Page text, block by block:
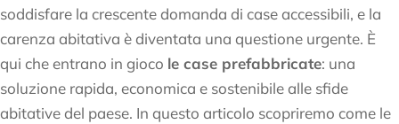
soddisfare la crescente domanda di case accessibili, e la
carenza abitativa è diventata una questione urgente. È
qui che entrano in gioco le case prefabbricate: una
soluzione rapida, economica e sostenibile alle sfide
abitative del paese. In questo articolo scopriremo come le